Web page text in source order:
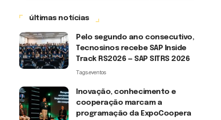
últimas notícias
Pelo segundo ano consecutivo,
Tecnosinos recebe SAP Inside
Track RS2026 — SAP SITRS 2026
Tags:eventos
Inovação, conhecimento e
cooperação marcam a
programação da ExpoCoopera